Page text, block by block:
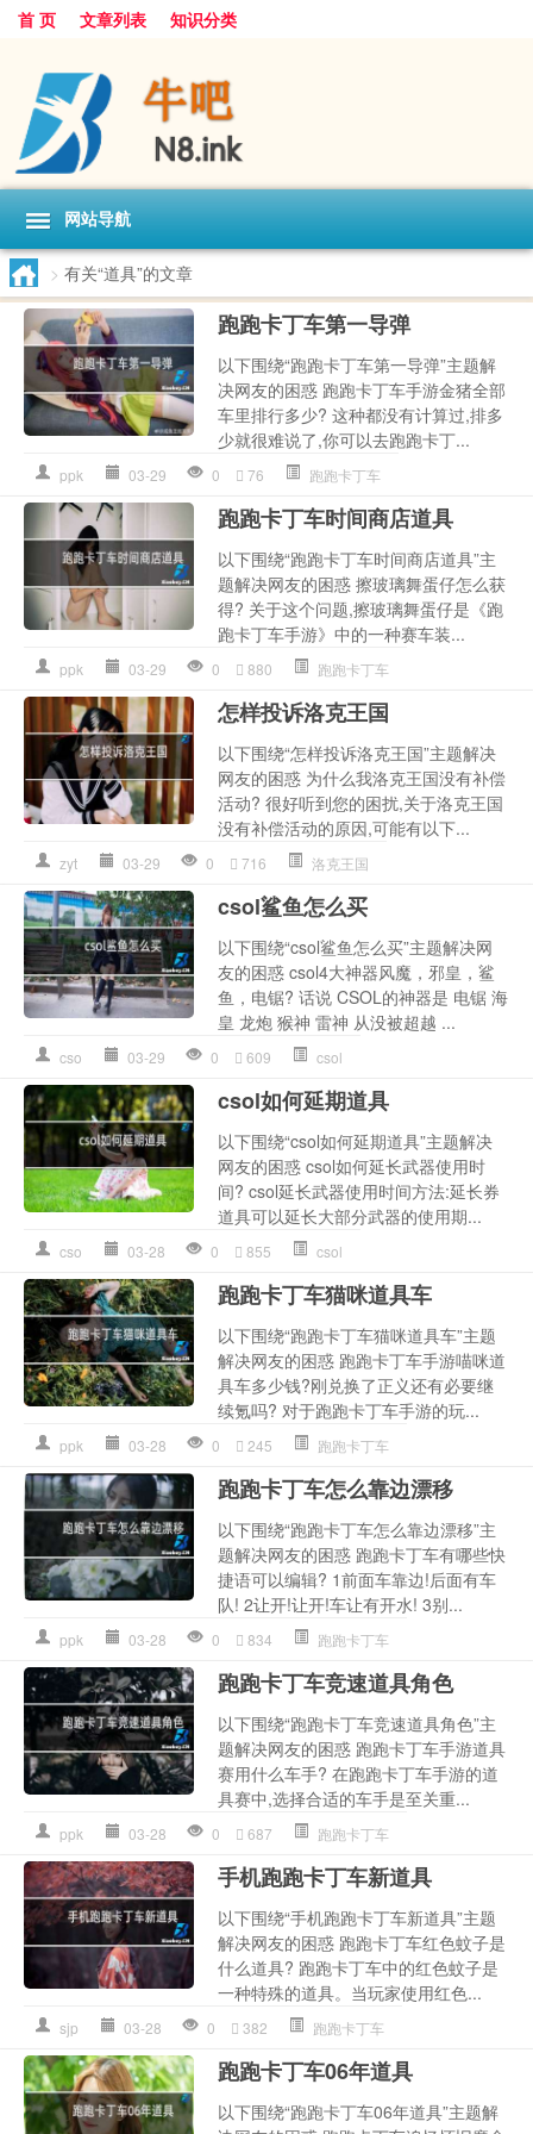
首 页 文章列表 知识分类
网站导航
> 有关“道具”的文章
跑跑卡丁车第一导弹
以下围绕“跑跑卡丁车第一导弹”主题解
决网友的困惑 跑跑卡丁车手游金猪全部
车里排行多少? 这种都没有计算过,排多
少就很难说了,你可以去跑跑卡丁...
ppk 03-29 0 76 跑跑卡丁车
跑跑卡丁车时间商店道具
以下围绕“跑跑卡丁车时间商店道具”主
题解决网友的困惑 擦玻璃舞蛋仔怎么获
得? 关于这个问题,擦玻璃舞蛋仔是《跑
跑卡丁车手游》中的一种赛车装...
ppk 03-29 0 880 跑跑卡丁车
怎样投诉洛克王国
以下围绕“怎样投诉洛克王国”主题解决
网友的困惑 为什么我洛克王国没有补偿
活动? 很好听到您的困扰,关于洛克王国
没有补偿活动的原因,可能有以下...
zyt 03-29 0 716 洛克王国
csol鲨鱼怎么买
以下围绕“csol鲨鱼怎么买”主题解决网
友的困惑 csol4大神器风魔，邪皇，鲨
鱼，电锯? 话说 CSOL的神器是 电锯 海
皇 龙炮 猴神 雷神 从没被超越 ...
cso 03-29 0 609 csol
csol如何延期道具
以下围绕“csol如何延期道具”主题解决
网友的困惑 csol如何延长武器使用时
间? csol延长武器使用时间方法:延长券
道具可以延长大部分武器的使用期...
cso 03-28 0 855 csol
跑跑卡丁车猫咪道具车
以下围绕“跑跑卡丁车猫咪道具车”主题
解决网友的困惑 跑跑卡丁车手游喵咪道
具车多少钱?刚兑换了正义还有必要继
续氪吗? 对于跑跑卡丁车手游的玩...
ppk 03-28 0 245 跑跑卡丁车
跑跑卡丁车怎么靠边漂移
以下围绕“跑跑卡丁车怎么靠边漂移”主
题解决网友的困惑 跑跑卡丁车有哪些快
捷语可以编辑? 1前面车靠边!后面有车
队! 2让开!让开!车让有开水! 3别...
ppk 03-28 0 834 跑跑卡丁车
跑跑卡丁车竞速道具角色
以下围绕“跑跑卡丁车竞速道具角色”主
题解决网友的困惑 跑跑卡丁车手游道具
赛用什么车手? 在跑跑卡丁车手游的道
具赛中,选择合适的车手是至关重...
ppk 03-28 0 687 跑跑卡丁车
手机跑跑卡丁车新道具
以下围绕“手机跑跑卡丁车新道具”主题
解决网友的困惑 跑跑卡丁车红色蚊子是
什么道具? 跑跑卡丁车中的红色蚊子是
一种特殊的道具。当玩家使用红色...
sjp 03-28 0 382 跑跑卡丁车
跑跑卡丁车06年道具
以下围绕“跑跑卡丁车06年道具”主题解